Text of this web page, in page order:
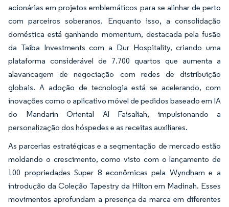
acionárias em projetos emblemáticos para se alinhar de perto
com parceiros soberanos. Enquanto isso, a consolidação
doméstica está ganhando momentum, destacada pela fusão
da Taiba Investments com a Dur Hospitality, criando uma
plataforma considerável de 7.700 quartos que aumenta a
alavancagem de negociação com redes de distribuição
globais. A adoção de tecnologia está se acelerando, com
inovações como o aplicativo móvel de pedidos baseado em IA
do Mandarin Oriental Al Faisaliah, impulsionando a
personalização dos hóspedes e as receitas auxiliares.
As parcerias estratégicas e a segmentação de mercado estão
moldando o crescimento, como visto com o lançamento de
100 propriedades Super 8 econômicas pela Wyndham e a
introdução da Coleção Tapestry da Hilton em Madinah. Esses
movimentos aprofundam a presença da marca em diferentes